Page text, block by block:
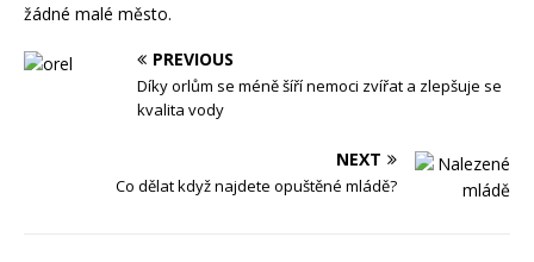
žádné malé město.
PREVIOUS
Díky orlům se méně šíří nemoci zvířat a zlepšuje se
kvalita vody
NEXT
Co dělat když najdete opuštěné mládě?